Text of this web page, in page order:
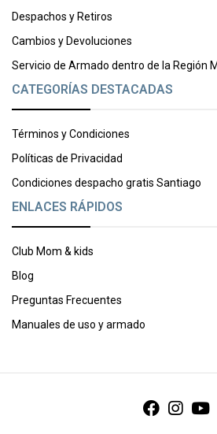
Despachos y Retiros
Cambios y Devoluciones
Servicio de Armado dentro de la Región
CATEGORÍAS DESTACADAS
Términos y Condiciones
Políticas de Privacidad
Condiciones despacho gratis Santiago
ENLACES RÁPIDOS
Club Mom & kids
Blog
Preguntas Frecuentes
Manuales de uso y armado